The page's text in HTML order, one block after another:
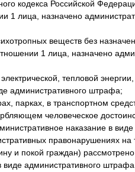
кодекса Российской
1 лица, назначено
веществ без
1 лица, назначено
тепловой
административного штрафа;
парках, в транспортном
человеческое
наказание в виде
правонарушениях на
и покой граждан)
административного штрафа.